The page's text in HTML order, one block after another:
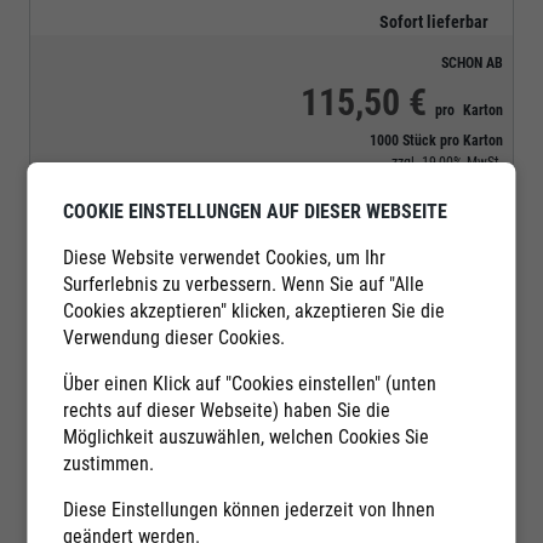
Sofort lieferbar
SCHON AB
115,50 € pro
Karton
1000 Stück pro Karton
zzgl. 19,00% MwSt.
In den Warenkorb
COOKIE EINSTELLUNGEN AUF DIESER WEBSEITE
Diese Website verwendet Cookies, um Ihr
Surferlebnis zu verbessern. Wenn Sie auf "Alle
Cookies akzeptieren" klicken, akzeptieren Sie die
Verwendung dieser Cookies.
Über einen Klick auf "Cookies einstellen" (unten
rechts auf dieser Webseite) haben Sie die
Möglichkeit auszuwählen, welchen Cookies Sie
zustimmen.
Diese Einstellungen können jederzeit von Ihnen
geändert werden.